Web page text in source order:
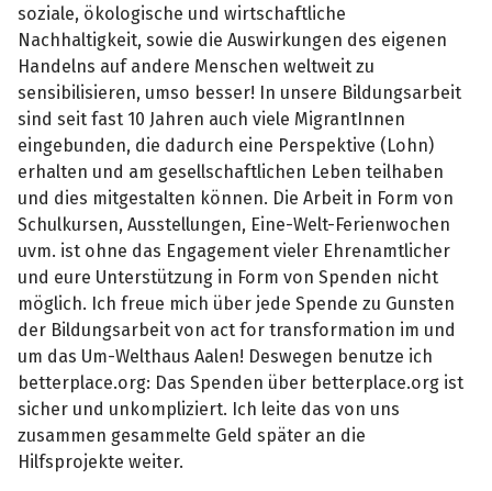
soziale, ökologische und wirtschaftliche
Nachhaltigkeit, sowie die Auswirkungen des eigenen
Handelns auf andere Menschen weltweit zu
sensibilisieren, umso besser! In unsere Bildungsarbeit
sind seit fast 10 Jahren auch viele MigrantInnen
eingebunden, die dadurch eine Perspektive (Lohn)
erhalten und am gesellschaftlichen Leben teilhaben
und dies mitgestalten können. Die Arbeit in Form von
Schulkursen, Ausstellungen, Eine-Welt-Ferienwochen
uvm. ist ohne das Engagement vieler Ehrenamtlicher
und eure Unterstützung in Form von Spenden nicht
möglich. Ich freue mich über jede Spende zu Gunsten
der Bildungsarbeit von act for transformation im und
um das Um-Welthaus Aalen! Deswegen benutze ich
betterplace.org: Das Spenden über betterplace.org ist
sicher und unkompliziert. Ich leite das von uns
zusammen gesammelte Geld später an die
Hilfsprojekte weiter.